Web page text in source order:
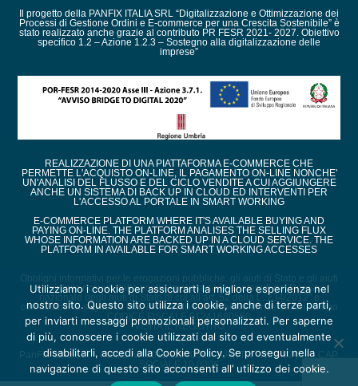
Il progetto della PANFIX ITALIA SRL “Digitalizzazione e Ottimizzazione dei
Processi di Gestione Ordini e E-commerce per una Crescita Sostenibile” è
stato realizzato anche grazie al contributo PR FESR 2021- 2027. Obiettivo
specifico 1.2 – Azione 1.2.3 – Sostegno alla digitalizzazione delle
imprese”
REALIZZAZIONE DI UNA PIATTAFORMA E-COMMERCE CHE
PERMETTE L'ACQUISTO ON-LINE, IL PAGAMENTO ON-LINE NONCHE'
UN'ANALISI DEL FLUSSO E DEL CICLO VENDITE A CUI AGGIUNGERE
ANCHE UN SISTEMA DI BACK UP IN CLOUD ED INTERVENTI PER
L'ACCESSO AL PORTALE IN SMART WORKING
E-COMMERCE PLATFORM WHERE IT'S AVAILABLE BUYING AND
PAYING ON-LINE. THE PLATFORM ANALISES THE SELLING FLUX
WHOSE INFORMATION ARE BACKED UP IN A CLOUD SERVICE. THE
PLATFORM IN AVAILABLE FOR SMART WORKING ACCESSES
Obblighi informativi per le erogazioni pubbliche: gli aiuti di Stato e gli aiuti
de minimis ricevuti dalla nostra impresa sono contenuti nel Registro
nazionale degli aiuti di Stato di cui all’art. 52 della L. 234/2012” e
consultabili al seguente link, inserendo come chiave di ricerca nel campo
CODICE FISCALE 01241680550
VISITA IL REGISTRO
PanFix Italia s.r.l. - Partita IVA : 01241680550 - URI TR - REA 82450 - CAP.
SOCIALE 10.000€
Utilizziamo i cookie per assicurarti la migliore esperienza nel
nostro sito. Questo sito utilizza i cookie, anche di terze parti,
per inviarti messaggi promozionali personalizzati. Per saperne
di più, conoscere i cookie utilizzati dal sito ed eventualmente
disabilitarli, accedi alla Cookie Policy. Se prosegui nella
navigazione di questo sito acconsenti all’ utilizzo dei cookie.